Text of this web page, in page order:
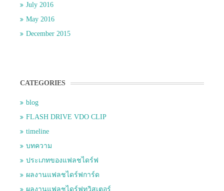
July 2016
May 2016
December 2015
CATEGORIES
blog
FLASH DRIVE VDO CLIP
timeline
บทความ
ประเภทของแฟลชไดร์ฟ
ผลงานแฟลชไดร์ฟการ์ด
ผลงานแฟลชไดร์ฟทวิสเตอร์